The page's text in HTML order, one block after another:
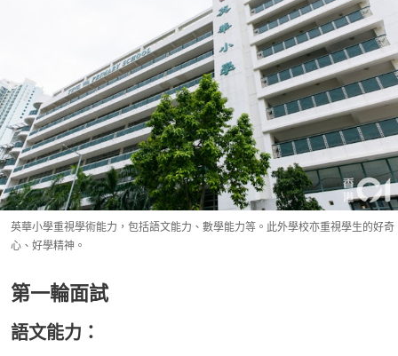
英華小學重視學術能力，包括語文能力、數學能力等。此外學校亦重視學生的好奇
心、好學精神。
第一輪面試
語文能力：